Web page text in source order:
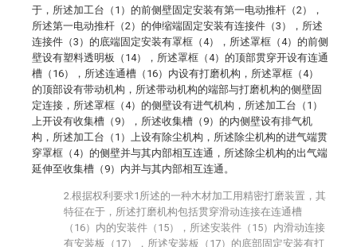
于，所述加工台（1）的前侧壁固定安装有第一电动推杆（2），
所述第一电动推杆（2）的伸缩端固定安装有连接件（3），所述
连接件（3）的底端固定安装有罩框（4），所述罩框（4）的前侧
壁设有塑料透明板（14），所述罩框（4）的顶部贯穿开设有连通
槽（16），所述连通槽（16）内设有打磨机构，所述罩框（4）
的顶部设有带动机构，所述带动机构的端部与打磨机构的侧壁固
定连接，所述罩框（4）的侧壁设有进气机构，所述加工台（1）
上开设有收集槽（9），所述收集槽（9）的内侧壁设有排气机
构，所述加工台（1）上设有除尘机构，所述除尘机构的进气端贯
穿罩框（4）的侧壁并与其内部相互连通，所述除尘机构的出气端
延伸至收集槽（9）内并与其内部相互连通。
2.根据权利要求1所述的一种木材加工用精密打磨装置，其
特征在于，所述打磨机构包括贯穿滑动连接在连通槽
（16）内的安装件（15），所述安装件（15）内滑动连接
有安装板（17），所述安装板（17）的底部固定安装有打